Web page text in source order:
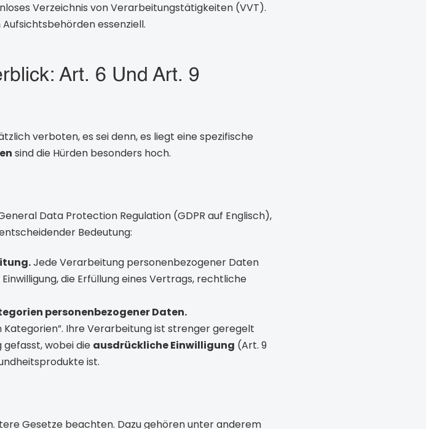
Verzeichnis von Verarbeitungstätigkeiten (VVT).
essenziell.
Art. 6 Und Art. 9
verboten, es sei denn, es liegt eine spezifische
sind die Hürden besonders hoch.
Data Protection Regulation (GDPR auf Englisch),
Bedeutung:
Jede Verarbeitung personenbezogener Daten
die Erfüllung eines Vertrags, rechtliche
personenbezogener Daten.
Ihre Verarbeitung ist strenger geregelt
wobei die ausdrückliche Einwilligung (Art. 9
ist.
Gesetze beachten. Dazu gehören unter anderem